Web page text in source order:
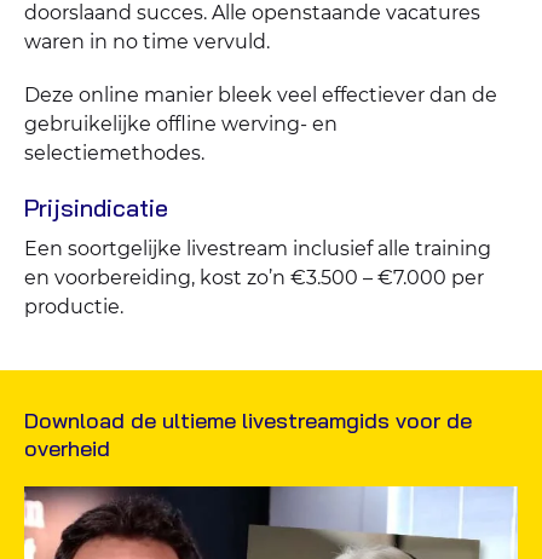
doorslaand succes. Alle openstaande vacatures
waren in no time vervuld.
Deze online manier bleek veel effectiever dan de
gebruikelijke offline werving- en
selectiemethodes.
Prijsindicatie
Een soortgelijke livestream inclusief alle training
en voorbereiding, kost zo’n €3.500 – €7.000 per
productie.
Download de ultieme livestreamgids voor de
overheid